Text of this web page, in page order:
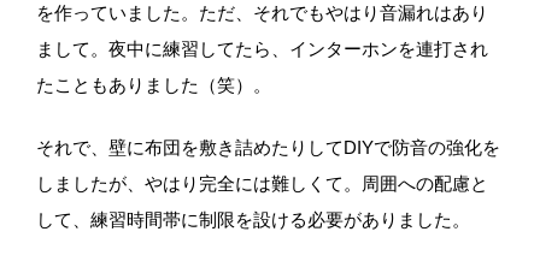
を作っていました。ただ、それでもやはり音漏れはあり
まして。夜中に練習してたら、インターホンを連打され
たこともありました（笑）。
それで、壁に布団を敷き詰めたりしてDIYで防音の強化を
しましたが、やはり完全には難しくて。周囲への配慮と
して、練習時間帯に制限を設ける必要がありました。